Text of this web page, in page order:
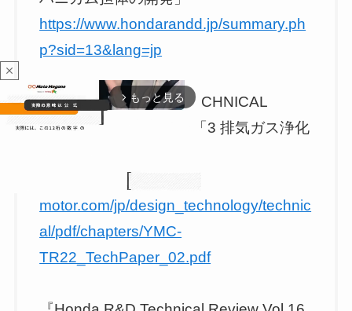
https://www.hondarandd.jp/summary.ph
p?sid=13&lang=jp
『YAMAHA MOTOR TECHNICAL
REVIEW No.22』 p.34「3 排気ガス浄化
motor.com/jp/design_technology/technic
al/pdf/chapters/YMC-
TR22_TechPaper_02.pdf
close
arrow_forward_ios もっと見る
M
u